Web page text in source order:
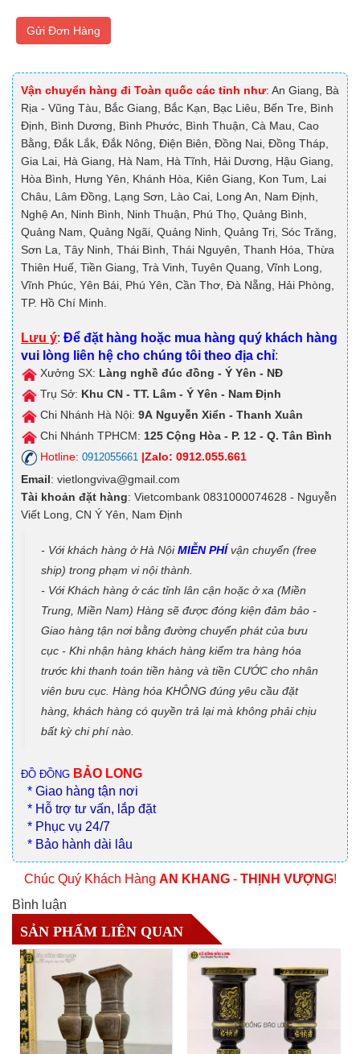
Gửi Đơn Hàng
Vận chuyển hàng đi Toàn quốc các tỉnh như: An Giang, Bà
Rịa - Vũng Tàu, Bắc Giang, Bắc Kạn, Bạc Liêu, Bến Tre, Bình
Định, Bình Dương, Bình Phước, Bình Thuận, Cà Mau, Cao
Bằng, Đắk Lắk, Đắk Nông, Điện Biên, Đồng Nai, Đồng Tháp,
Gia Lai, Hà Giang, Hà Nam, Hà Tĩnh, Hải Dương, Hậu Giang,
Hòa Bình, Hưng Yên, Khánh Hòa, Kiên Giang, Kon Tum, Lai
Châu, Lâm Đồng, Lạng Sơn, Lào Cai, Long An, Nam Định,
Nghệ An, Ninh Bình, Ninh Thuận, Phú Thọ, Quảng Bình,
Quảng Nam, Quảng Ngãi, Quảng Ninh, Quảng Trị, Sóc Trăng,
Sơn La, Tây Ninh, Thái Bình, Thái Nguyên, Thanh Hóa, Thừa
Thiên Huế, Tiền Giang, Trà Vinh, Tuyên Quang, Vĩnh Long,
Vĩnh Phúc, Yên Bái, Phú Yên, Cần Thơ, Đà Nẵng, Hải Phòng,
TP. Hồ Chí Minh.
Lưu ý: Để đặt hàng hoặc mua hàng quý khách hàng
vui lòng liên hệ cho chúng tôi theo địa chỉ:
Xưởng SX: Làng nghề đúc đồng - Ý Yên - NĐ
Trụ Sở: Khu CN - TT. Lâm - Ý Yên - Nam Định
Chi Nhánh Hà Nội: 9A Nguyễn Xiển - Thanh Xuân
Chi Nhánh TPHCM: 125 Cộng Hòa - P. 12 - Q. Tân Bình
Hotline: 0912055661 |Zalo: 0912.055.661
Email: vietlongviva@gmail.com
Tài khoản đặt hàng: Vietcombank 0831000074628 - Nguyễn
Viết Long, CN Ý Yên, Nam Định
- Với khách hàng ở Hà NộiMIỄN PHÍ vận chuyển (free
ship) trong phạm vi nội thành.
- Với Khách hàng ở các tỉnh lân cận hoặc ở xa (Miền
Trung, Miền Nam) Hàng sẽ được đóng kiện đảm bảo -
Giao hàng tận nơi bằng đường chuyển phát của bưu
cục - Khi nhận hàng khách hàng kiểm tra hàng hóa
trước khi thanh toán tiền hàng và tiền CƯỚC cho nhân
viên bưu cục. Hàng hóa KHÔNG đúng yêu cầu đặt
hàng, khách hàng có quyền trả lại mà không phải chịu
bất kỳ chi phí nào.
ĐỒ ĐỒNG BẢO LONG
* Giao hàng tận nơi
* Hỗ trợ tư vấn, lắp đặt
* Phục vụ 24/7
* Bảo hành dài lâu
Chúc Quý Khách Hàng AN KHANG - THỊNH VƯỢNG!
Bình luận
SẢN PHẨM LIÊN QUAN